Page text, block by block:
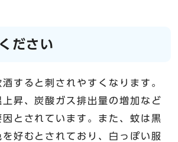
ださい
すると刺されやすくなります。
上昇、炭酸ガス排出量の増加など
因とされています。また、蚊は黒
を好むとされており、白っぽい服